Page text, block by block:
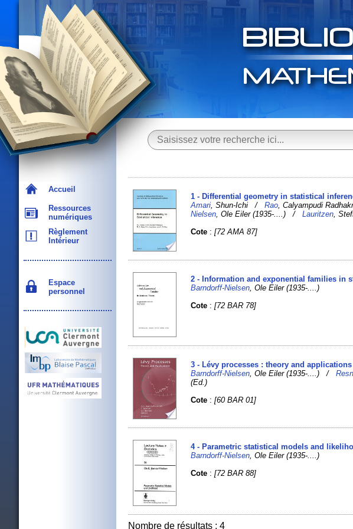
Accueil
Ressources
numériques
Règlement
Intérieur
Espace
personnel
1 - Differential geometry in statistical
Amari , Shun-Ichi /Rao , Calyampudi
Nielsen , Ole Eiler (1935-....) /Lauritzen ,
Cote :[72 AMA 87]
2 - Information and exponential families in
Barndorff-Nielsen, Ole Eiler (1935-....)
Cote :[72 BAR 78]
3 - Lévy processes : theory and applications
Barndorff-Nielsen , Ole Eiler (1935-....) /
(Ed.)
Cote :[60 BAR 01]
4 - Parametric statistical models and
Barndorff-Nielsen, Ole Eiler (1935-....)
Cote :[72 BAR 88]
Nombre de résultats : 4